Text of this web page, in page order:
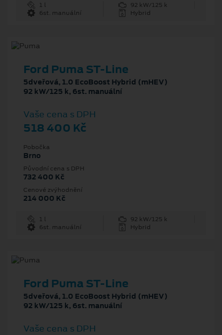
1 l
92 kW/125 k
6st. manuální
Hybrid
Ford Puma ST-Line
5dveřová, 1.0 EcoBoost Hybrid (mHEV)
92 kW/125 k, 6st. manuální
Vaše cena s DPH
518 400 Kč
Pobočka
Brno
Původní cena s DPH
732 400 Kč
Cenové zvýhodnění
214 000 Kč
1 l
92 kW/125 k
6st. manuální
Hybrid
Ford Puma ST-Line
5dveřová, 1.0 EcoBoost Hybrid (mHEV)
92 kW/125 k, 6st. manuální
Vaše cena s DPH